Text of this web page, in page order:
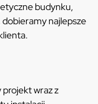
budynku,
najlepsze
wraz z